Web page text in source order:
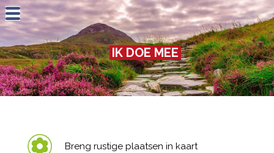
Jump to navigation
IK DOE MEE
Breng rustige plaatsen in kaart